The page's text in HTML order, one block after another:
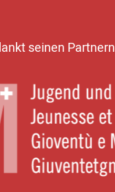
seinen Partnern